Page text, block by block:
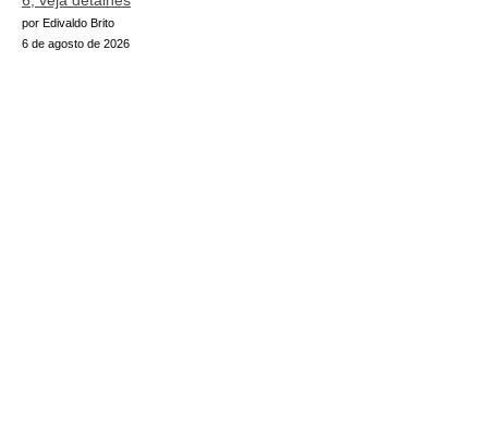
por Edivaldo Brito
6 de agosto de 2026